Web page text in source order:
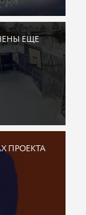
ЕЩЕ
ПРОЕКТА